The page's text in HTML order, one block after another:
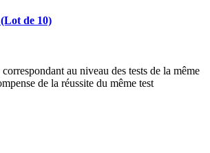
de 10)
correspondant au niveau des tests de la même
de la réussite du même test